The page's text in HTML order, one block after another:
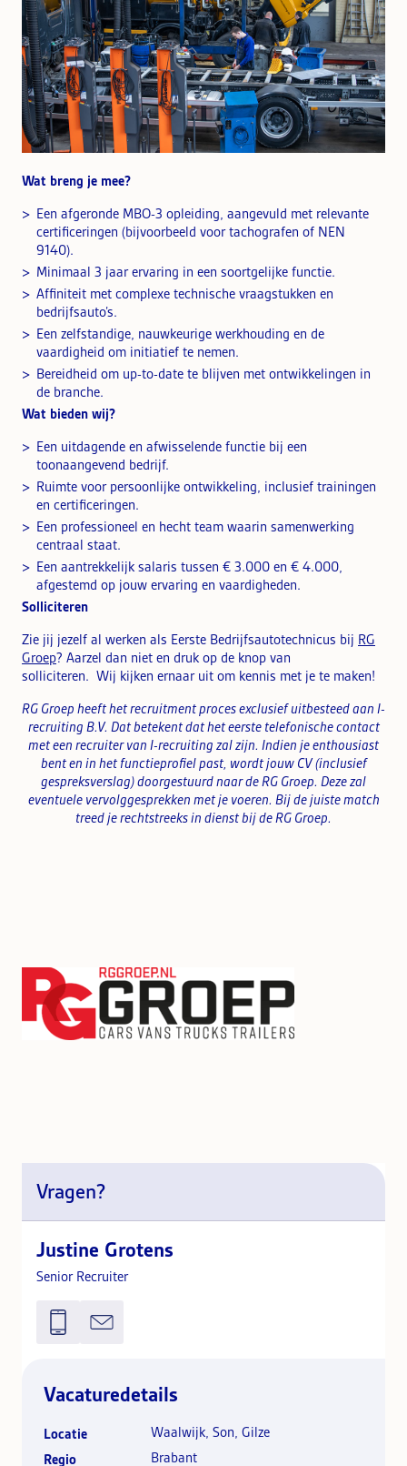
Wat breng je mee?
Een afgeronde MBO-3 opleiding, aangevuld met relevante
certificeringen (bijvoorbeeld voor tachografen of NEN
9140).
Minimaal 3 jaar ervaring in een soortgelijke functie.
Affiniteit met complexe technische vraagstukken en
bedrijfsauto’s.
Een zelfstandige, nauwkeurige werkhouding en de
vaardigheid om initiatief te nemen.
Bereidheid om up-to-date te blijven met ontwikkelingen in
de branche.
Wat bieden wij?
Een uitdagende en afwisselende functie bij een
toonaangevend bedrijf.
Ruimte voor persoonlijke ontwikkeling, inclusief trainingen
en certificeringen.
Een professioneel en hecht team waarin samenwerking
centraal staat.
Een aantrekkelijk salaris tussen € 3.000 en € 4.000,
afgestemd op jouw ervaring en vaardigheden.
Solliciteren
Zie jij jezelf al werken als Eerste Bedrijfsautotechnicus bij RG
Groep? Aarzel dan niet en druk op de knop van
solliciteren. Wij kijken ernaar uit om kennis met je te maken!
RG Groep heeft het recruitment proces exclusief uitbesteed aan I-
recruiting B.V. Dat betekent dat het eerste telefonische contact
met een recruiter van I-recruiting zal zijn. Indien je enthousiast
bent en in het functieprofiel past, wordt jouw CV (inclusief
gespreksverslag) doorgestuurd naar de RG Groep. Deze zal
eventuele vervolggesprekken met je voeren. Bij de juiste match
treed je rechtstreeks in dienst bij de RG Groep.
Vragen?
Justine Grotens
Senior Recruiter
Vacaturedetails
Locatie
Waalwijk, Son, Gilze
Regio
Brabant